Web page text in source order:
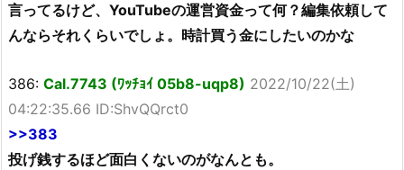
言ってるけど、YouTubeの運営資金って何？編集依頼して
んならそれくらいでしょ。時計買う金にしたいのかな
386: Cal.7743 (ﾜｯﾁｮｲ 05b8-uqp8) 2022/10/22(土)
04:22:35.66 ID:ShvQQrct0
>>383
投げ銭するほど面白くないのがなんとも。